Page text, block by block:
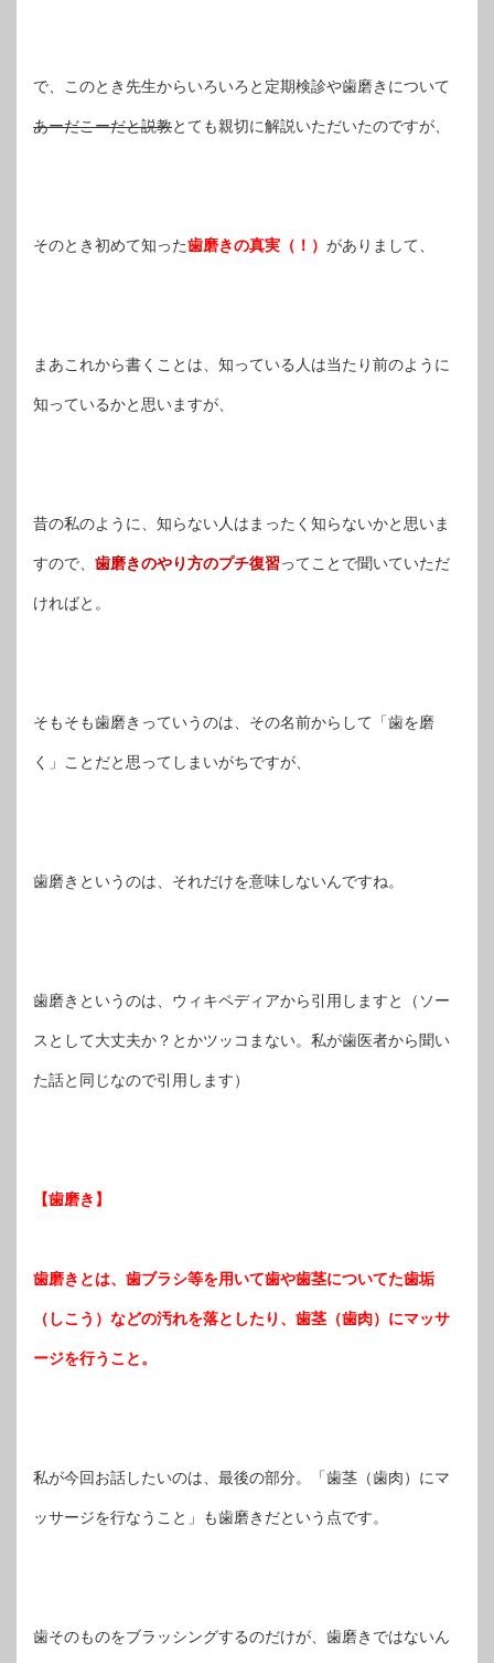
で、このとき先生からいろいろと定期検診や歯磨きについて
あーだこーだと説教とても親切に解説いただいたのですが、
そのとき初めて知った歯磨きの真実（！） がありまして、
まあこれから書くことは、知っている人は当たり前のように
知っているかと思いますが、
昔の私のように、知らない人はまったく知らないかと思いま
すので、 歯磨きのやり方のプチ復習ってことで聞いていただ
ければと。
そもそも歯磨きっていうのは、その名前からして「歯を磨
く」ことだと思ってしまいがちですが、
歯磨きというのは、それだけを意味しないんですね。
歯磨きというのは、ウィキペディアから引用しますと（ソー
スとして大丈夫か？とかツッコまない。私が歯医者から聞い
た話と同じなので引用します）
【歯磨き】
歯磨きとは、歯ブラシ等を用いて歯や歯茎についてた歯垢
（しこう）などの汚れを落としたり、歯茎（歯肉）にマッサ
ージを行うこと。
私が今回お話したいのは、最後の部分。「歯茎（歯肉）にマ
ッサージを行なうこと」も歯磨きだという点です。
歯そのものをブラッシングするのだけが、歯磨きではないん